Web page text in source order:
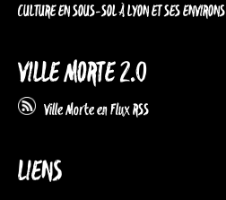
CULTURE EN SOUS-SOL À LYON ET SES ENVIRONS
VILLE MORTE 2.0
Ville Morte en Flux RSS
LIENS